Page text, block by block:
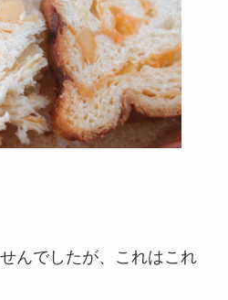
んでしたが、これはこれ